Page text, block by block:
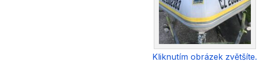
Kliknutím obrázek zvětšíte.